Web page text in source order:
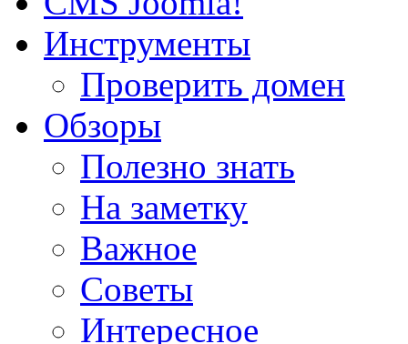
Инструменты
Проверить домен
Обзоры
Полезно знать
На заметку
Важное
Советы
Интересное